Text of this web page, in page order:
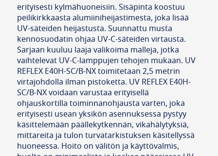
erityisesti kylmähuoneisiin. Sisäpinta koostuu
peilikirkkaasta alumiiniheijastimesta, joka lisää
UV-säteiden heijastusta. Suunnattu musta
kennosuodatin ohjaa UV-C-säteiden virtausta.
Sarjaan kuuluu laaja valikoima malleja, jotka
vaihtelevat UV-C-lamppujen tehojen mukaan. UV
REFLEX E40H-SC/B-NX toimitetaan 2,5 metrin
virtajohdolla ilman pistoketta. UV REFLEX E40H-
SC/B-NX voidaan varustaa erityisellä
ohjauskortilla toiminnanohjausta varten, joka
erityisesti usean yksikön asennuksessa pystyy
käsittelemään päällekytkennän, vikahälytyksiä,
mittareita ja tulon turvatarkistuksen käsitellyssä
huoneessa. Hoito on välitön ja käyttövalmis,